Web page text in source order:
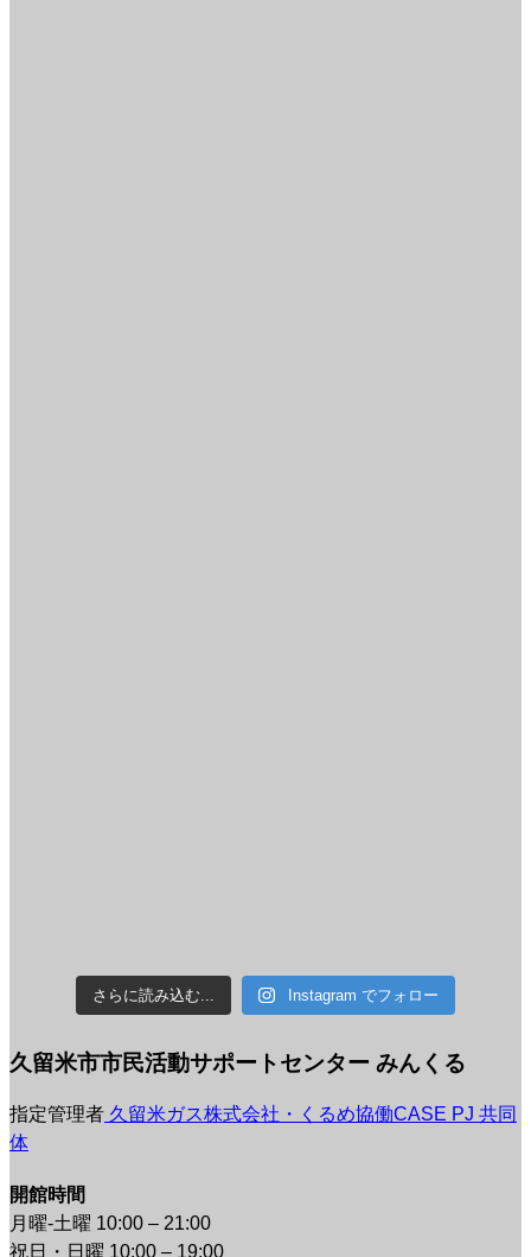
さらに読み込む... Instagram でフォロー
久留米市市民活動サポートセンター みんくる
指定管理者 久留米ガス株式会社・くるめ協働CASE PJ 共同
体
開館時間
月曜-土曜 10:00 – 21:00
祝日・日曜 10:00 – 19:00